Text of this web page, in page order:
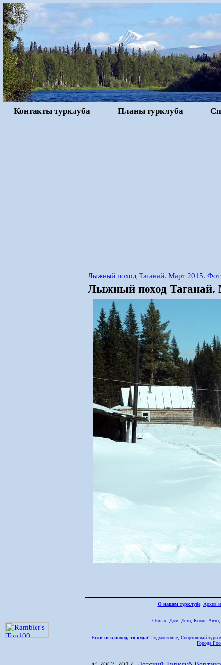
Контакты турклуба Планы турклуба
Лыжный поход Таганай. Март 2015.
Лыжный поход Таганай.
О нашем турклубе: Архив
Отдых, Дом, Дети, Комп, Авто,
Если не в поход, то куда? Подмосковье, Спортивный
Города